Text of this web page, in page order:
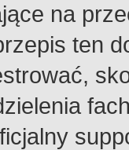
na
ten